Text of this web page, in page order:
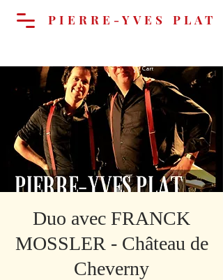
Cart
PIERRE-YVES PLAT
Duo avec FRANCK
MOSSLER - Château de
Cheverny